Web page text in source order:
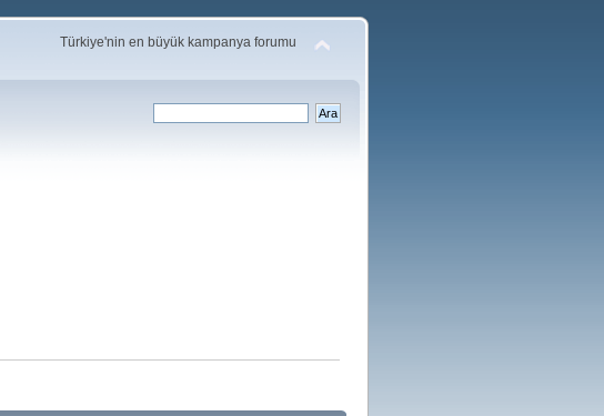
Türkiye'nin en büyük kampanya forumu